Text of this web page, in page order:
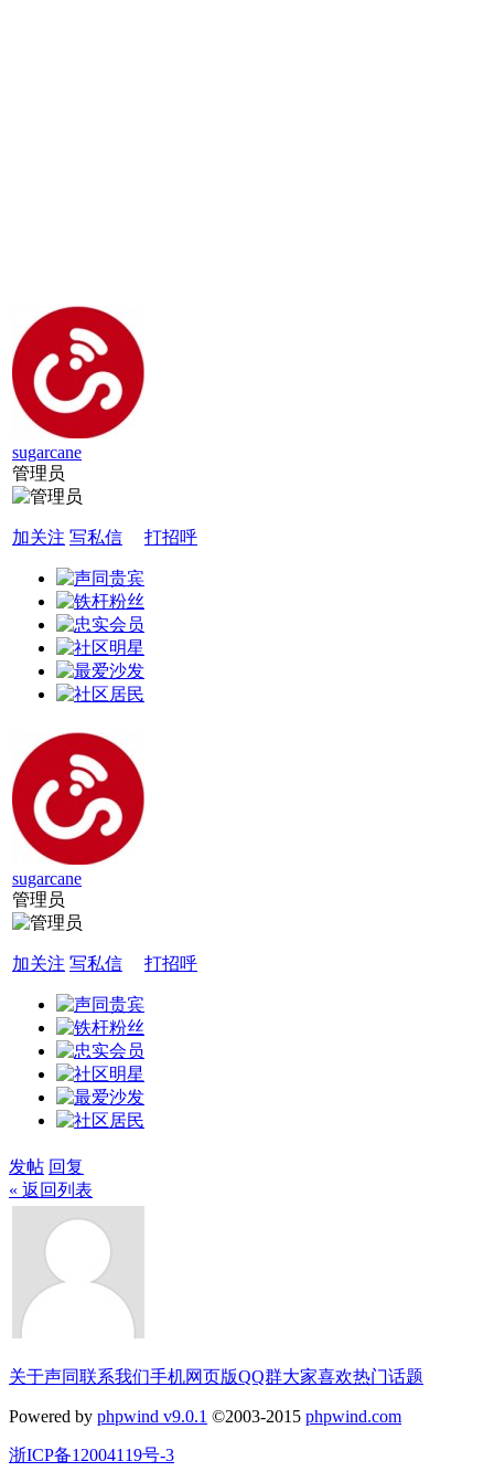
sugarcane
管理员
加关注 写私信 打招呼
sugarcane
管理员
加关注 写私信 打招呼
发帖 回复
« 返回列表
关于声同联系我们手机网页版QQ群大家喜欢热门话题
Powered by phpwind v9.0.1 ©2003-2015 phpwind.com
浙ICP备12004119号-3